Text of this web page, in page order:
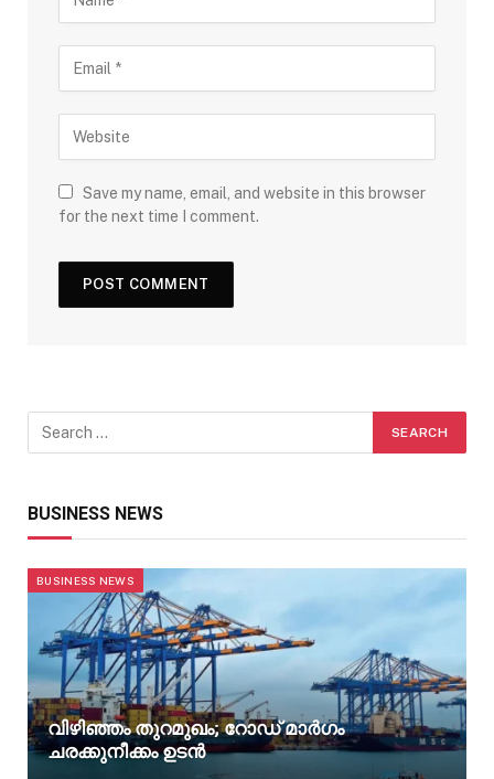
Save my name, email, and website in this browser
for the next time I comment.
BUSINESS NEWS
BUSINESS NEWS
വിഴിഞ്ഞം തുറമുഖം; റോഡ് മാർഗം
ചരക്കുനീക്കം ഉടൻ